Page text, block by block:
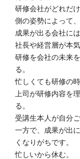
研修会社がどれだ
側の姿勢によって
成果が出る会社に
社長や経営層が本
研修を会社の未来
る。
忙しくても研修の
上司が研修内容を
る。
受講生本人が自分
一方で、成果が出
くなりがちです。
忙しいから休む。